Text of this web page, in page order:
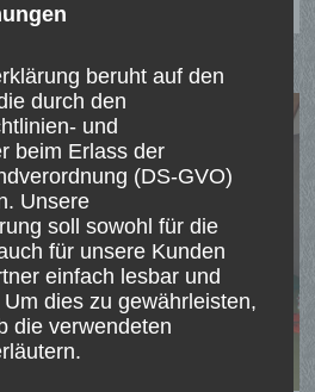
beruht auf den
durch den
und
beim Erlass der
(DS-GVO)
Unsere
soll sowohl für die
für unsere Kunden
einfach lesbar und
dies zu gewährleisten,
die verwendeten